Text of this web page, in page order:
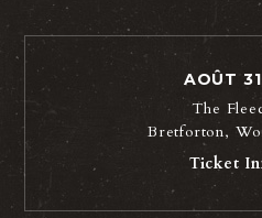
AOÛT
The
Bretforton,
Ticket